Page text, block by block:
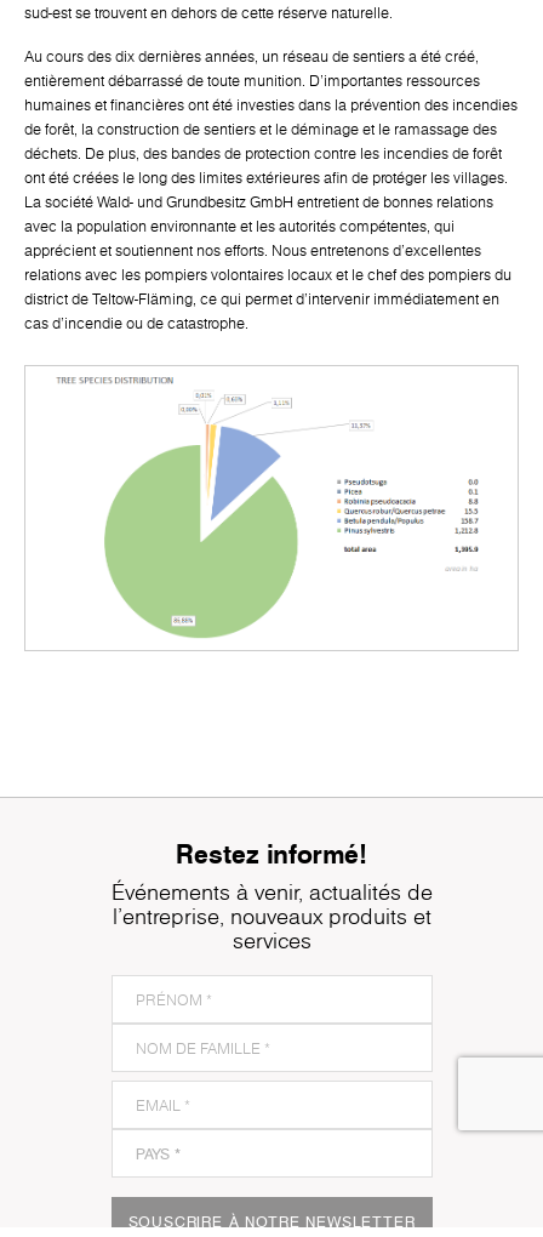
sud-est se trouvent en dehors de cette réserve naturelle.
Au cours des dix dernières années, un réseau de sentiers a été créé,
entièrement débarrassé de toute munition. D'importantes ressources
humaines et financières ont été investies dans la prévention des incendies
de forêt, la construction de sentiers et le déminage et le ramassage des
déchets. De plus, des bandes de protection contre les incendies de forêt
ont été créées le long des limites extérieures afin de protéger les villages.
La société Wald- und Grundbesitz GmbH entretient de bonnes relations
avec la population environnante et les autorités compétentes, qui
apprécient et soutiennent nos efforts. Nous entretenons d'excellentes
relations avec les pompiers volontaires locaux et le chef des pompiers du
district de Teltow-Fläming, ce qui permet d'intervenir immédiatement en
cas d'incendie ou de catastrophe.
Restez informé!
Événements à venir, actualités de
l'entreprise, nouveaux produits et
services
SOUSCRIRE À NOTRE NEWSLETTER